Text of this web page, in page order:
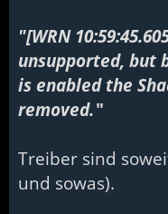
"[WRN
unsupported, but
is enabled the
removed."
Treiber sind
und sowas).